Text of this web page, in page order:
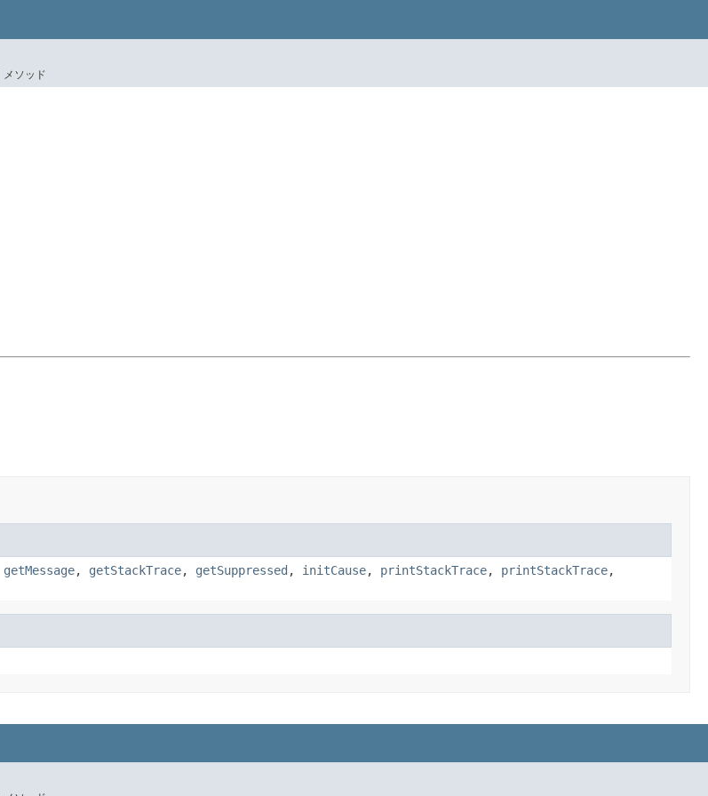
メソッド
getMessage, getStackTrace, getSuppressed , initCause, printStackTrace, printStackTrace,